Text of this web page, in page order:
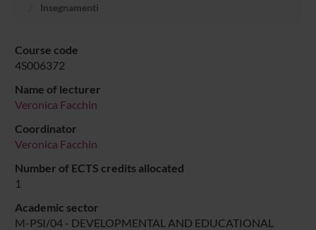
Insegnamenti
Course code
4S006372
Name of lecturer
Veronica Facchin
Coordinator
Veronica Facchin
Number of ECTS credits allocated
1
Academic sector
M-PSI/04 - DEVELOPMENTAL AND EDUCATIONAL